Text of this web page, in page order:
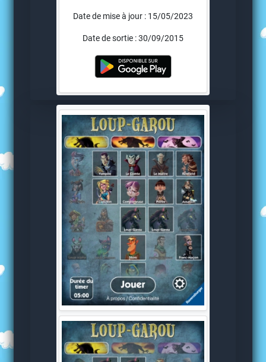
Date de mise à jour : 15/05/2023
Date de sortie : 30/09/2015